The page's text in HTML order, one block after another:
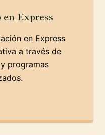
Express
en Express
a través de
programas